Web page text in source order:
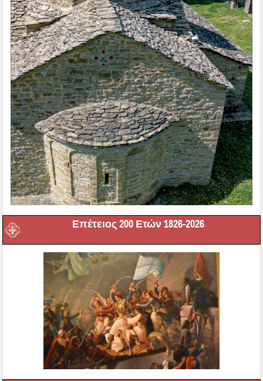
Επέτειος 200 Ετών 1826-2026